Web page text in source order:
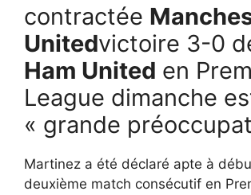
contractée
Unitedvictoire 3-0
Ham United en
League dimanche
« grande
Martinez a été déclaré apte à
deuxième match consécutif en